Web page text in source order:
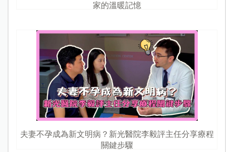
家的溫暖記憶
夫妻不孕成為新文明病？新光醫院李毅評主任分享療程
關鍵步驟